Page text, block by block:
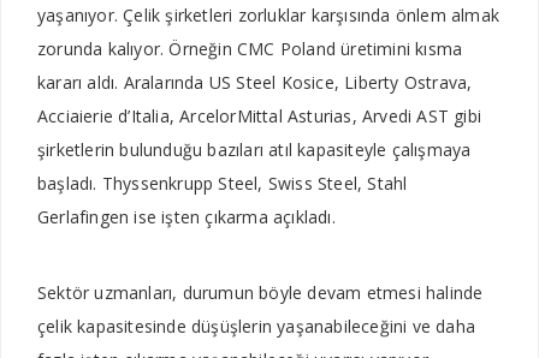
yaşanıyor. Çelik şirketleri zorluklar karşısında önlem almak
zorunda kalıyor. Örneğin CMC Poland üretimini kısma
kararı aldı. Aralarında US Steel Kosice, Liberty Ostrava,
Acciaierie d’Italia, ArcelorMittal Asturias, Arvedi AST gibi
şirketlerin bulunduğu bazıları atıl kapasiteyle çalışmaya
başladı. Thyssenkrupp Steel, Swiss Steel, Stahl
Gerlafingen ise işten çıkarma açıkladı.
Sektör uzmanları, durumun böyle devam etmesi halinde
çelik kapasitesinde düşüşlerin yaşanabileceğini ve daha